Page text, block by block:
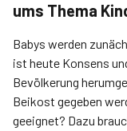
ums Thema
Babys werden
ist heute Konsens
Bevölkerung
Beikost gegeben
geeignet? Dazu